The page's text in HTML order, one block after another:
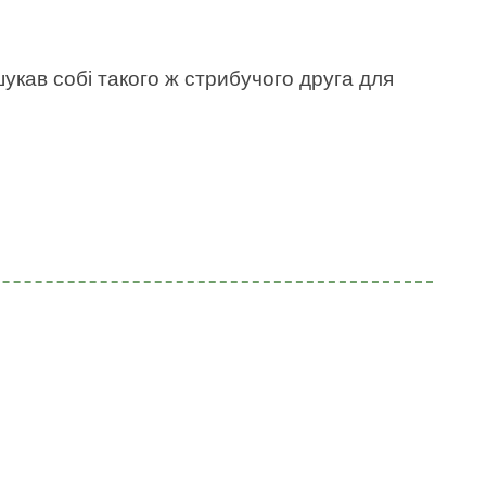
собі такого ж стрибучого друга для